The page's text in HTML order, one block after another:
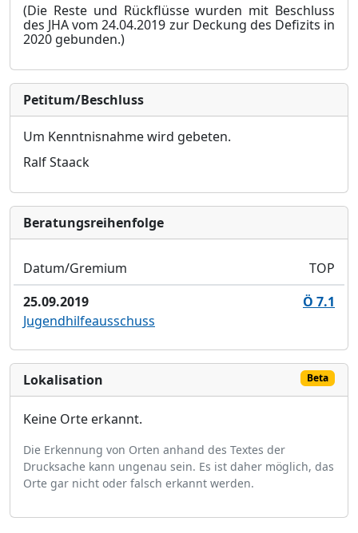
(Die Reste und Rückflüsse wurden mit Beschluss
des JHA vom 24.04.2019 zur Deckung des Defizits in
2020 gebunden.)
Petitum/Beschluss
Um Kenntnisnahme wird gebeten.
Ralf Staack
Bera­tungs­reihen­folge
Datum/Gremium
TOP
25.09.2019
Ö 7.1
Jugendhilfeausschuss
Lokalisation Beta
Keine Orte erkannt.
Die Erkennung von Orten anhand des Textes der
Drucksache kann ungenau sein. Es ist daher möglich, das
Orte gar nicht oder falsch erkannt werden.